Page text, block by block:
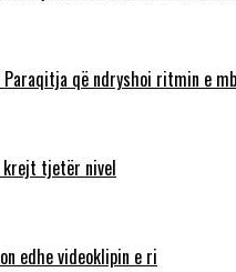
që ndryshoi ritmin e
krejt tjetër nivel
edhe videoklipin e ri